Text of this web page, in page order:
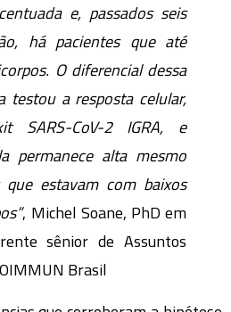
e, passados seis
há pacientes que até
O diferencial dessa
testou a resposta celular,
CoV-2 IGRA, e
permanece alta mesmo
que estavam com baixos
, Michel Soane, PhD em
sênior de Assuntos
Brasil